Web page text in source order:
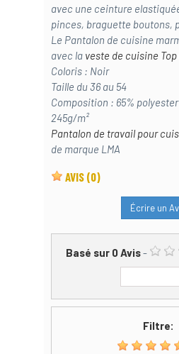
avec une ceinture
pinces, braguette boutons,
Le Pantalon de cuisine
avec la veste de cuisine Top
Coloris : Noir
Taille du 36 au 54
Composition : 65%
245g/m²
Pantalon de travail pour
de marque LMA
AVIS (0)
Écrire un
Basé sur 0Avis-
Filtre: